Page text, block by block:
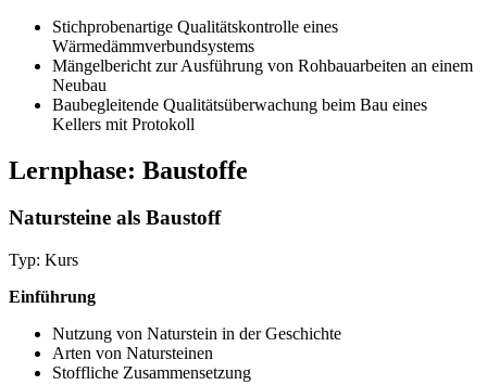
Stichprobenartige Qualitätskontrolle eines
Wärmedämmverbundsystems
Mängelbericht zur Ausführung von Rohbauarbeiten an einem
Neubau
Baubegleitende Qualitätsüberwachung beim Bau eines
Kellers mit Protokoll
Lernphase: Baustoffe
Natursteine als Baustoff
Typ: Kurs
Einführung
Nutzung von Naturstein in der Geschichte
Arten von Natursteinen
Stoffliche Zusammensetzung